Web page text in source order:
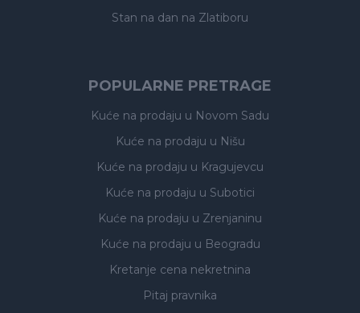
Stan na dan na Zlatiboru
POPULARNE PRETRAGE
Kuće na prodaju u Novom Sadu
Kuće na prodaju u Nišu
Kuće na prodaju u Kragujevcu
Kuće na prodaju u Subotici
Kuće na prodaju u Zrenjaninu
Kuće na prodaju u Beogradu
Kretanje cena nekretnina
Pitaj pravnika